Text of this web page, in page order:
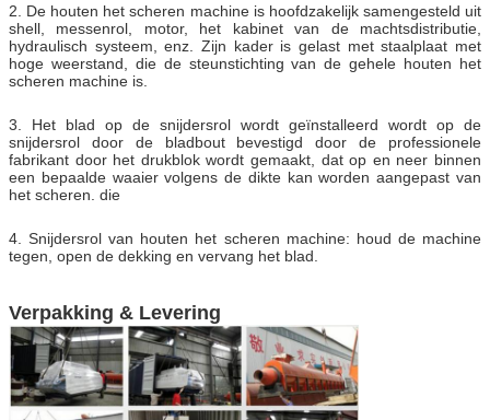
2. De houten het scheren machine is hoofdzakelijk samengesteld uit
shell, messenrol, motor, het kabinet van de machtsdistributie,
hydraulisch systeem, enz. Zijn kader is gelast met staalplaat met
hoge weerstand, die de steunstichting van de gehele houten het
scheren machine is.
3. Het blad op de snijdersrol wordt geïnstalleerd wordt op de
snijdersrol door de bladbout bevestigd door de professionele
fabrikant door het drukblok wordt gemaakt, dat op en neer binnen
een bepaalde waaier volgens de dikte kan worden aangepast van
het scheren. die
4. Snijdersrol van houten het scheren machine: houd de machine
tegen, open de dekking en vervang het blad.
Verpakking & Levering